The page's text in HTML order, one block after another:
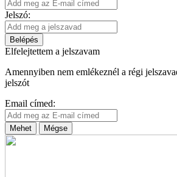
Jelszó:
Belépés
Elfelejtettem a jelszavam
Amennyiben nem emlékeznél a régi
jelszót
Email címed:
Mehet Mégse